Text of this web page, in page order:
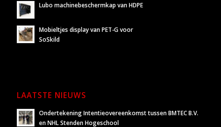
Lubo machinebeschermkap van HDPE
Mobieltjes display van PET-G voor
SoSkild
LAATSTE NIEUWS
Ondertekening Intentieovereenkomst tussen BMTEC B.V.
en NHL Stenden Hogeschool